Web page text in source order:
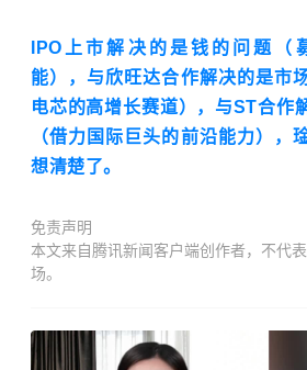
IPO上市解决的是钱的问题（
能），与欣旺达合作解决的是市
电芯的高增长赛道），与ST合作
（借力国际巨头的前沿能力），
想清楚了。
免责声明
本文来自腾讯新闻客户端创作者，不代
场。